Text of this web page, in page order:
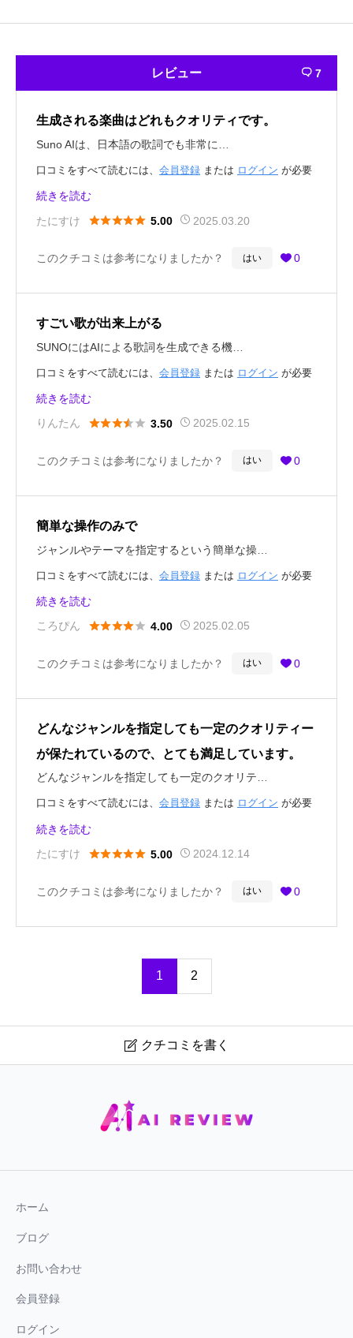
レビュー  7
生成される楽曲はどれもクオリティです。
Suno AIは、日本語の歌詞でも非常に…
口コミをすべて読むには、 会員登録 または ログイン が必要
です。
続きを読む
たにすけ
 5.00 2025.03.20
このクチコミは参考になりましたか？ はい  0
すごい歌が出来上がる
SUNOにはAIによる歌詞を生成できる機…
口コミをすべて読むには、 会員登録 または ログイン が必要
です。
続きを読む
りんたん
 3.50 2025.02.15
このクチコミは参考になりましたか？ はい  0
簡単な操作のみで
ジャンルやテーマを指定するという簡単な操…
口コミをすべて読むには、 会員登録 または ログイン が必要
です。
続きを読む
ころぴん
 4.00 2025.02.05
このクチコミは参考になりましたか？ はい  0
どんなジャンルを指定しても一定のクオリティー
が保たれているので、とても満足しています。
どんなジャンルを指定しても一定のクオリテ…
口コミをすべて読むには、 会員登録 または ログイン が必要
です。
続きを読む
たにすけ
 5.00 2024.12.14
このクチコミは参考になりましたか？ はい  0
1 2
 クチコミを書く
星の数をお選びください
ホーム
ブログ
お問い合わせ
会員登録
ログイン